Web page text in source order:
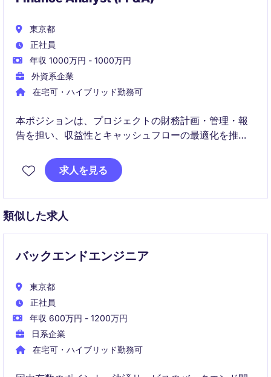
東京都
正社員
年収 1000万円 - 1000万円
外資系企業
在宅可・ハイブリッド勤務可
本ポジションは、プロジェクトの財務計画・管理・報
告を担い、収益性とキャッシュフローの最適化を推進
し、財務視点からプロジェクト成功に貢献していただ
きます。
求人を見る
類似した求人
バックエンドエンジニア
東京都
正社員
年収 600万円 - 1200万円
日系企業
在宅可・ハイブリッド勤務可